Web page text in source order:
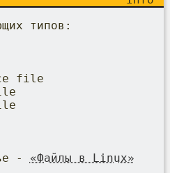
типов:
file
- «Файлы в Linux»